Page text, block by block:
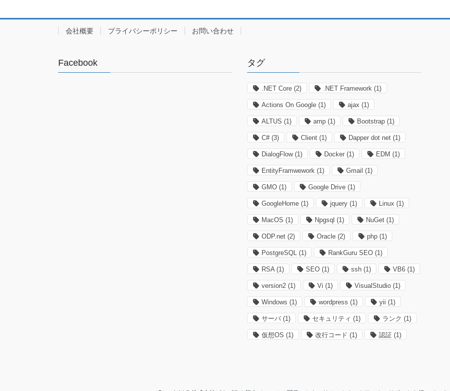
会社概要 プライバシーポリシー お問い合わせ
Facebook タグ
.NET Core (2) .NET Framework (1)
Actions On Google (1) ajax (1)
ALTUS (1) amp (1) Bootstrap (1)
C#(3) Client (1) Dapper dot net (1)
DialogFlow(1) Docker (1) EDM (1)
EntityFramwework (1) Gmail (1)
GMO (1) Google Drive (1)
GoogleHome (1) jquery (1) Linux (1)
MacOS (1) Npgsql (1) NuGet (1)
ODP.net (2) Oracle (2) php (1)
PostgreSQL (1) RankGuru SEO (1)
RSA (1) SEO (1) ssh (1) VB6 (1)
version2 (1) Vi (1) VisualStudio (1)
Windows (1) wordpress (1) yii (1)
サーバ (1) セキュリティ (1) ランク (1)
仮想OS (1) 改行コード (1) 認証 (1)